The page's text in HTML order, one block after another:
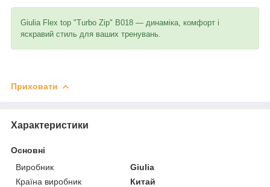
Giulia Flex top "Turbo Zip" B018 — динаміка, комфорт і
яскравий стиль для ваших тренувань.
Приховати
Характеристики
Основні
Виробник
Giulia
Країна виробник
Китай